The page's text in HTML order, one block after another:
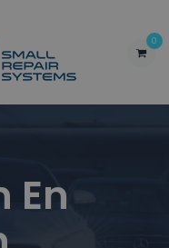
0
En